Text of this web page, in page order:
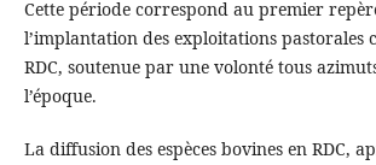
Cette période correspond au premier
l’implantation des exploitations pastorales
RDC, soutenue par une volonté tous
l’époque.
La diffusion des espèces bovines en RDC,